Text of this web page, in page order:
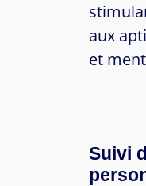
aux
et
Suivi